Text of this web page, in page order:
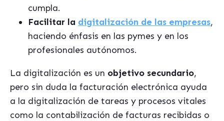
cumpla.
Facilitar la digitalización de las empresas,
haciendo énfasis en las pymes y en los
profesionales autónomos.
La digitalización es un objetivo secundario,
pero sin duda la facturación electrónica ayuda
a la digitalización de tareas y procesos vitales
como la contabilización de facturas recibidas o